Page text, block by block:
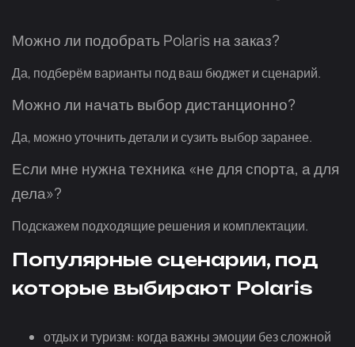
Можно ли подобрать Polaris на заказ?
Да, подберём варианты под ваш бюджет и сценарий.
Можно ли начать выбор дистанционно?
Да, можно уточнить детали и сузить выбор заранее.
Если мне нужна техника «не для спорта, а для
дела»?
Подскажем подходящие решения и комплектации.
Популярные сценарии, под
которые выбирают Polaris
отдых и туризм: когда важны эмоции без сложной